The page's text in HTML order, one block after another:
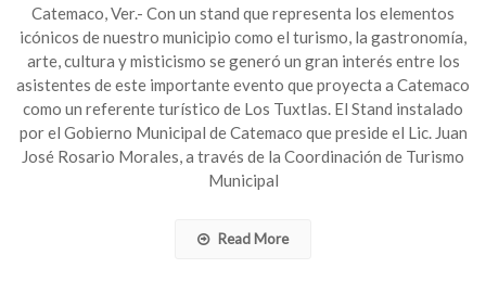
éxito
con
partición
de
en
la
Catemaco, Ver.- Con un stand que representa los elementos
icónicos de nuestro municipio como el turismo, la gastronomía,
arte, cultura y misticismo se generó un gran interés entre los
asistentes de este importante evento que proyecta a Catemaco
como un referente turístico de Los Tuxtlas. El Stand instalado
por el Gobierno Municipal de Catemaco que preside el Lic. Juan
José Rosario Morales, a través de la Coordinación de Turismo
Municipal
Read More